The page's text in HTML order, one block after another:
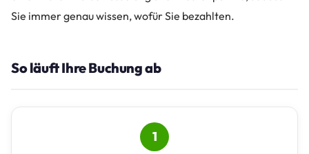
Sie immer genau wissen, wofür Sie bezahlten.
So läuft Ihre Buchung ab
1